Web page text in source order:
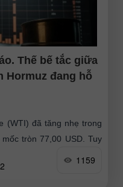
Thế bế tắc giữa
Hormuz đang hỗ
(WTI) đã tăng nhẹ trong
tròn 77,00 USD. Tuy
1159